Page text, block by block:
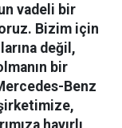
vadeli bir
Bizim için
değil,
bir
Benz